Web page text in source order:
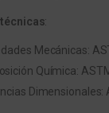
:
Mecánicas:
Química:
Dimensionales: